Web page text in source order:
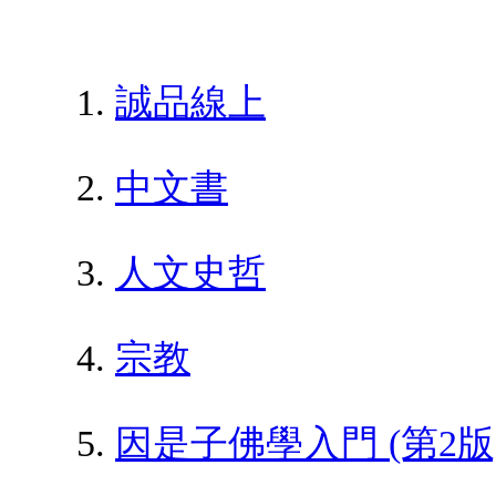
誠品線上
中文書
人文史哲
宗教
因是子佛學入門 (第2